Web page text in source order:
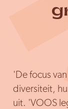
'De focus
diversiteit,
uit. 'VOOS